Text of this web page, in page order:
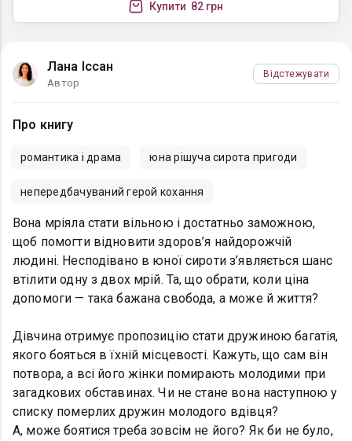
Купити 82 грн
Лана Іссан
Автор
Відстежувати
Про книгу
романтика і драма юна рішуча сирота пригоди
непередбачуваний герой кохання
Вона мріяла стати вільною і достатньо заможною,
щоб помогти відновити здоров’я найдорожчій
людині. Несподівано в юної сироти з’являється шанс
втілити одну з двох мрій. Та, що обрати, коли ціна
допомоги — така бажана свобода, а може й життя?
Дівчина отримує пропозицію стати дружиною багатія,
якого бояться в їхній місцевості. Кажуть, що сам він
потвора, а всі його жінки помирають молодими при
загадкових обставинах. Чи не стане вона наступною у
списку померлих дружин молодого вдівця?
А, може боятися треба зовсім не його? Як би не було,